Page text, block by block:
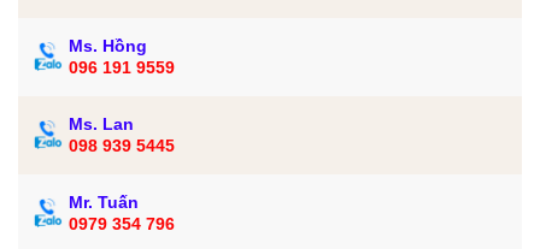
Ms. Hồng
096 191 9559
Ms. Lan
098 939 5445
Mr. Tuấn
0979 354 796